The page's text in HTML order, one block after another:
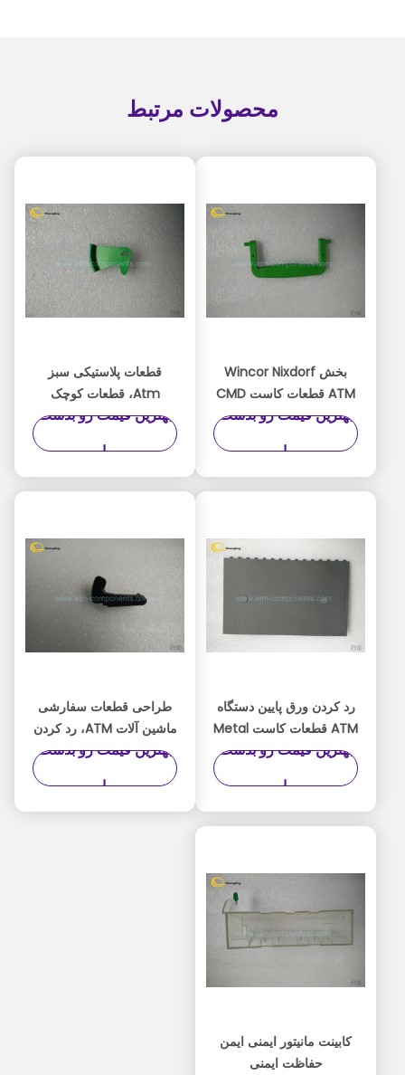
محصولات مرتبط
بخش Wincor Nixdorf
ATM قطعات کاست CMD
شاخص 1750056651 - 09
بهترین قیمت رو بدست
بیار
قطعات پلاستیکی سبز
Atm، قطعات کوچک
Wincor Atm آسان برای
بهترین قیمت رو بدست
بیار
رد کردن ورق پایین دستگاه
ATM قطعات کاست Metal
Material 1750041941
بهترین قیمت رو بدست
بیار
طراحی قطعات سفارشی
ماشین آلات ATM، رد کردن
کاست Black Wincor
بهترین قیمت رو بدست
بیار
کابینت مانیتور ایمنی ایمن
حفاظت ایمنی